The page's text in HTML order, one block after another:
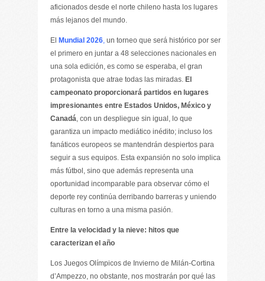
aficionados desde el norte chileno hasta los lugares
más lejanos del mundo.
El Mundial 2026, un torneo que será histórico por ser
el primero en juntar a 48 selecciones nacionales en
una sola edición, es como se esperaba, el gran
protagonista que atrae todas las miradas. El
campeonato proporcionará partidos en lugares
impresionantes entre Estados Unidos, México y
Canadá, con un despliegue sin igual, lo que
garantiza un impacto mediático inédito; incluso los
fanáticos europeos se mantendrán despiertos para
seguir a sus equipos. Esta expansión no solo implica
más fútbol, sino que además representa una
oportunidad incomparable para observar cómo el
deporte rey continúa derribando barreras y uniendo
culturas en torno a una misma pasión.
Entre la velocidad y la nieve: hitos que
caracterizan el año
Los Juegos Olímpicos de Invierno de Milán-Cortina
d’Ampezzo, no obstante, nos mostrarán por qué las